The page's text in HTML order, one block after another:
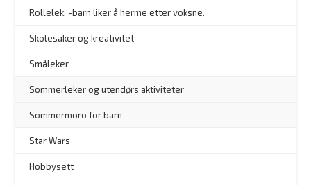
Rollelek. -barn liker å herme etter voksne.
Skolesaker og kreativitet
Småleker
Sommerleker og utendørs aktiviteter
Sommermoro for barn
Star Wars
Hobbysett